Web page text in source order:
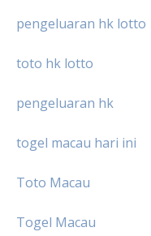
pengeluaran hk lotto
toto hk lotto
pengeluaran hk
togel macau hari ini
Toto Macau
Togel Macau